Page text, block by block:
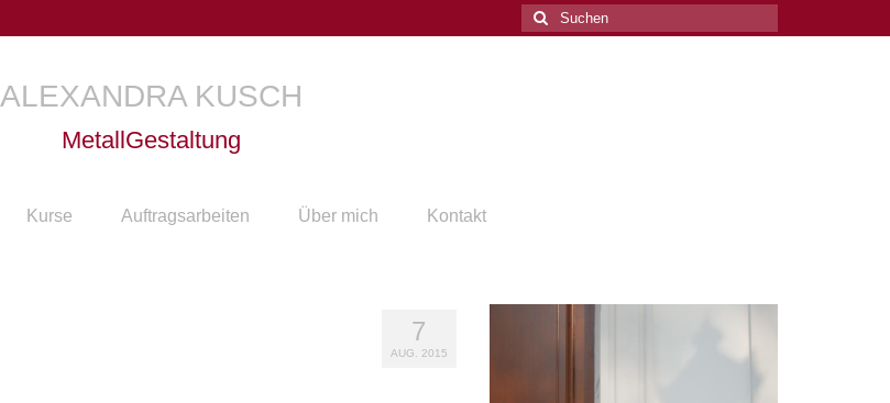
Suchen
nach:
ALEXANDRA KUSCH
MetallGestaltung
Kurse Auftragsarbeiten Über mich Kontakt
7
AUG. 2015